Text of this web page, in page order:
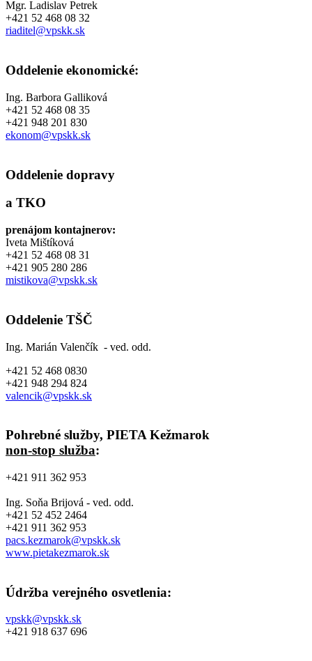
Mgr. Ladislav Petrek
+421 52 468 08 32
riaditel@vpskk.sk
Oddelenie ekonomické:
Ing. Barbora Galliková
+421 52 468 08 35
+421 948 201 830
ekonom@vpskk.sk
Oddelenie dopravy
a TKO
prenájom kontajnerov:
Iveta Mištíková
+421 52 468 08 31
+421 905 280 286
mistikova@vpskk.sk
Oddelenie TŠČ
Ing. Marián Valenčík - ved. odd.
+421 52 468 0830
+421 948 294 824
valencik@vpskk.sk
Pohrebné služby, PIETA Kežmarok
non-stop služba:
+421 911 362 953
Ing. Soňa Brijová - ved. odd.
+421 52 452 2464
+421 911 362 953
pacs.kezmarok@vpskk.sk
www.pietakezmarok.sk
Údržba verejného osvetlenia:
vpskk@vpskk.sk
+421 918 637 696